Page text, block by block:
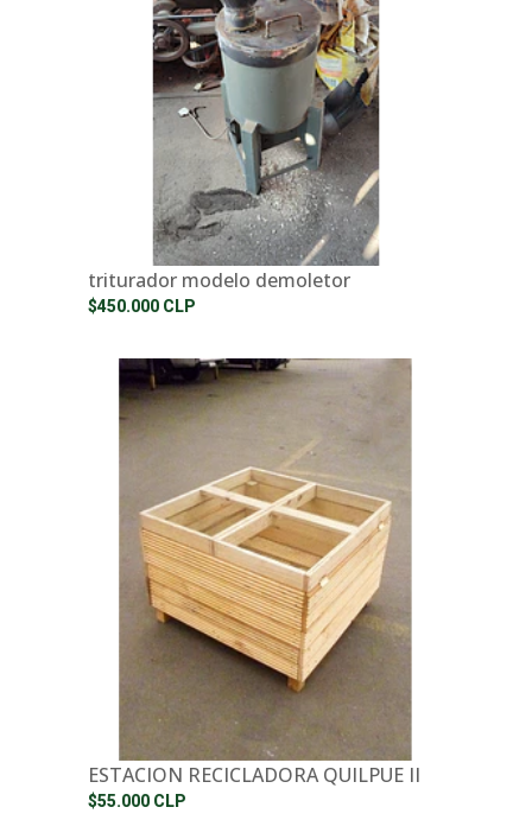
triturador modelo demoletor
$450.000 CLP
ESTACION RECICLADORA QUILPUE II
$55.000 CLP